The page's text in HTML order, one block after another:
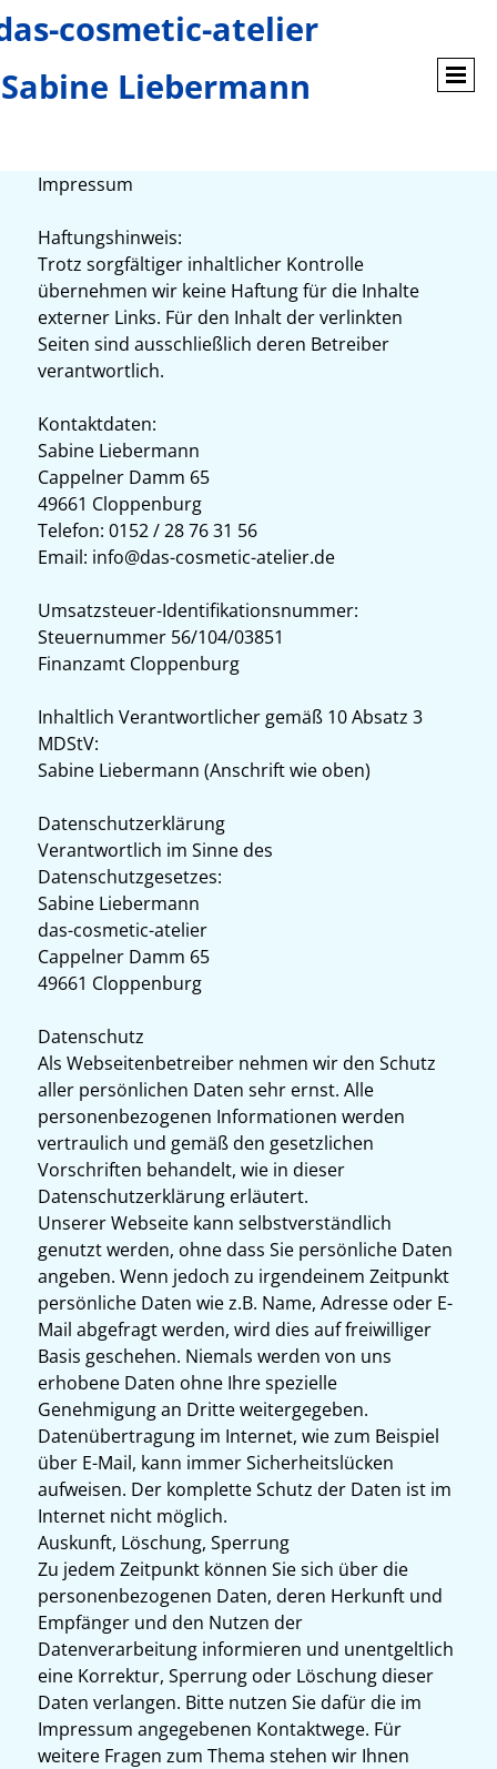
cosmetic-atelier
Sabine Liebermann
Impressum
Haftungshinweis:
Trotz sorgfältiger inhaltlicher Kontrolle
übernehmen wir keine Haftung für die Inhalte
externer Links. Für den Inhalt der verlinkten
Seiten sind ausschließlich deren Betreiber
verantwortlich.
Kontaktdaten:
Sabine Liebermann
Cappelner Damm 65
49661 Cloppenburg
Telefon: 0152 / 28 76 31 56
Email: info@das-cosmetic-atelier.de
Umsatzsteuer-Identifikationsnummer:
Steuernummer 56/104/03851
Finanzamt Cloppenburg
Inhaltlich Verantwortlicher gemäß 10 Absatz 3
MDStV:
Sabine Liebermann (Anschrift wie oben)
Datenschutzerklärung
Verantwortlich im Sinne des
Datenschutzgesetzes:
Sabine Liebermann
das-cosmetic-atelier
Cappelner Damm 65
49661 Cloppenburg
Datenschutz
Als Webseitenbetreiber nehmen wir den Schutz
aller persönlichen Daten sehr ernst. Alle
personenbezogenen Informationen werden
vertraulich und gemäß den gesetzlichen
Vorschriften behandelt, wie in dieser
Datenschutzerklärung erläutert.
Unserer Webseite kann selbstverständlich
genutzt werden, ohne dass Sie persönliche Daten
angeben. Wenn jedoch zu irgendeinem Zeitpunkt
persönliche Daten wie z.B. Name, Adresse oder E-
Mail abgefragt werden, wird dies auf freiwilliger
Basis geschehen. Niemals werden von uns
erhobene Daten ohne Ihre spezielle
Genehmigung an Dritte weitergegeben.
Datenübertragung im Internet, wie zum Beispiel
über E-Mail, kann immer Sicherheitslücken
aufweisen. Der komplette Schutz der Daten ist im
Internet nicht möglich.
Auskunft, Löschung, Sperrung
Zu jedem Zeitpunkt können Sie sich über die
personenbezogenen Daten, deren Herkunft und
Empfänger und den Nutzen der
Datenverarbeitung informieren und unentgeltlich
eine Korrektur, Sperrung oder Löschung dieser
Daten verlangen. Bitte nutzen Sie dafür die im
Impressum angegebenen Kontaktwege. Für
weitere Fragen zum Thema stehen wir Ihnen